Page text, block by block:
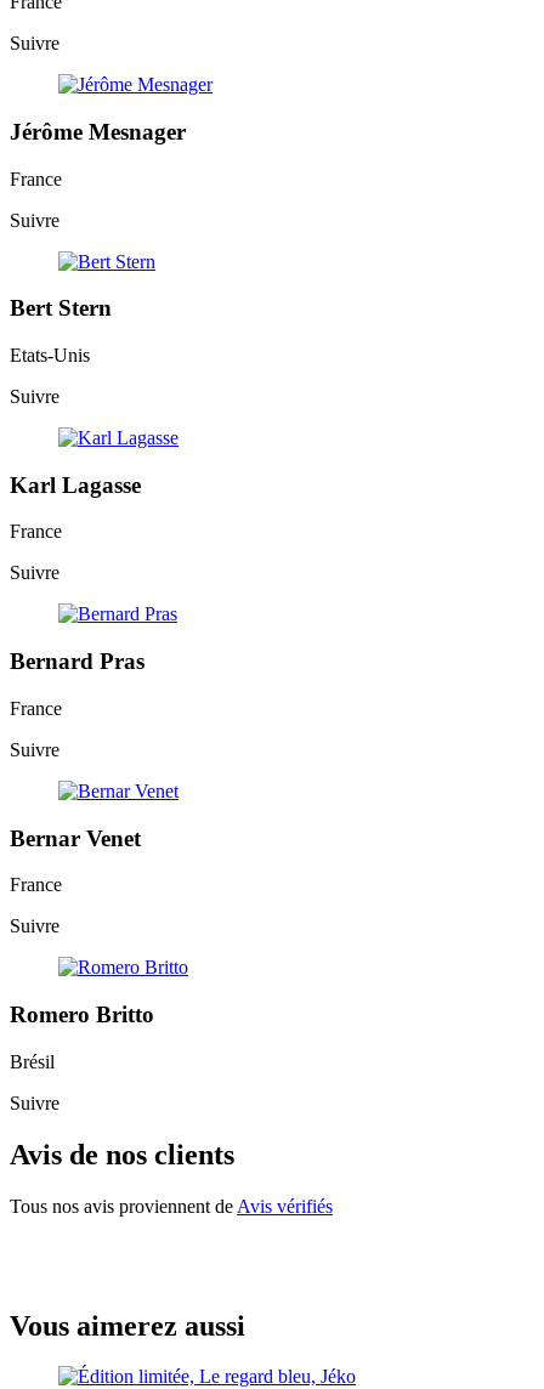
Suivre
Jérôme Mesnager
France
Suivre
Bert Stern
Etats-Unis
Suivre
Karl Lagasse
France
Suivre
Bernard Pras
France
Suivre
Bernar Venet
France
Suivre
Romero Britto
Brésil
Suivre
Avis de nos clients
Tous nos avis proviennent de Avis vérifiés
Vous aimerez aussi